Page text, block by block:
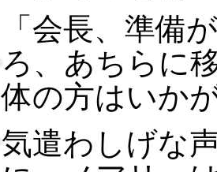
「会長、準備
ろ、あちらに
体の方はいか
気遣わしげな